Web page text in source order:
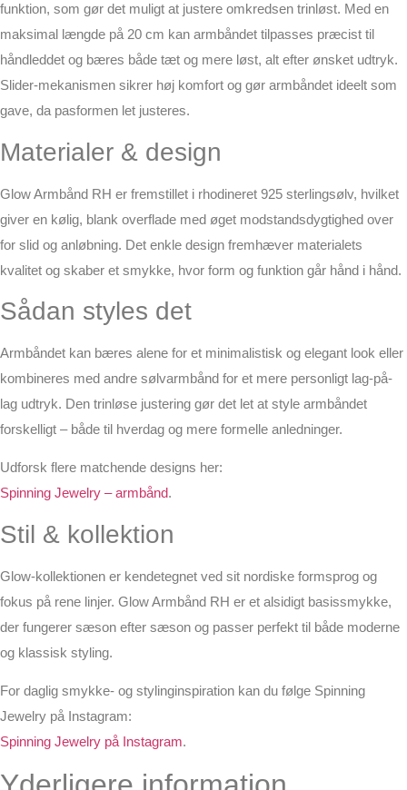
funktion, som gør det muligt at justere omkredsen trinløst. Med en
maksimal længde på 20 cm kan armbåndet tilpasses præcist til
håndleddet og bæres både tæt og mere løst, alt efter ønsket udtryk.
Slider-mekanismen sikrer høj komfort og gør armbåndet ideelt som
gave, da pasformen let justeres.
Materialer & design
Glow Armbånd RH er fremstillet i rhodineret 925 sterlingsølv, hvilket
giver en kølig, blank overflade med øget modstandsdygtighed over
for slid og anløbning. Det enkle design fremhæver materialets
kvalitet og skaber et smykke, hvor form og funktion går hånd i hånd.
Sådan styles det
Armbåndet kan bæres alene for et minimalistisk og elegant look eller
kombineres med andre sølvarmbånd for et mere personligt lag-på-
lag udtryk. Den trinløse justering gør det let at style armbåndet
forskelligt – både til hverdag og mere formelle anledninger.
Udforsk flere matchende designs her:
Spinning Jewelry – armbånd.
Stil & kollektion
Glow-kollektionen er kendetegnet ved sit nordiske formsprog og
fokus på rene linjer. Glow Armbånd RH er et alsidigt basissmykke,
der fungerer sæson efter sæson og passer perfekt til både moderne
og klassisk styling.
For daglig smykke- og stylinginspiration kan du følge Spinning
Jewelry på Instagram:
Spinning Jewelry på Instagram.